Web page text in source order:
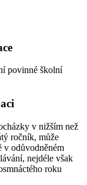
povinné školní
v nižším než
ročník, může
v odůvodněném
nejdéle však
roku